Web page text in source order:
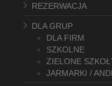
REZERWACJA
DLA GRUP
DLA FIRM
SZKOLNE
ZIELONE
JARMARKI /